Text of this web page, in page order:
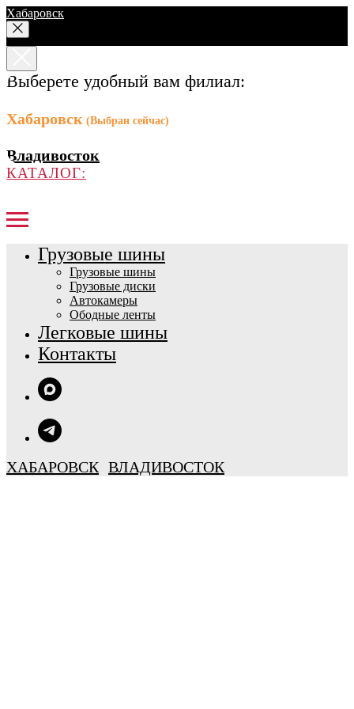
Хабаровск
Выберете удобный вам филиал:
Хабаровск (Выбран сейчас)
Владивосток
КАТАЛОГ:
Грузовые шины
Грузовые шины
Грузовые диски
Автокамеры
Ободные ленты
Легковые шины
Контакты
ХАБАРОВСК ВЛАДИВОСТОК